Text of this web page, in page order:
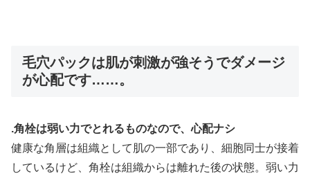
毛穴パックは肌が刺激が強そうでダメージ
が心配です……。
.角栓は弱い力でとれるものなので、心配ナシ
健康な角層は組織として肌の一部であり、細胞同士が接着
しているけど、角栓は組織からは離れた後の状態。弱い力